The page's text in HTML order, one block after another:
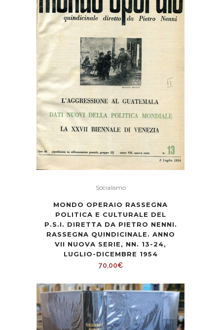
Socialismo
MONDO OPERAIO RASSEGNA
POLITICA E CULTURALE DEL
P.S.I. DIRETTA DA PIETRO NENNI.
RASSEGNA QUINDICINALE. ANNO
VII NUOVA SERIE, NN. 13-24,
LUGLIO-DICEMBRE 1954
70,00€